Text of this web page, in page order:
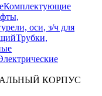
Комплектующие
оси, з/ч для
Трубки,
КОРПУС